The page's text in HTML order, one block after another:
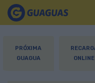
PRÓXIMA
GUAGUA
ONLINE